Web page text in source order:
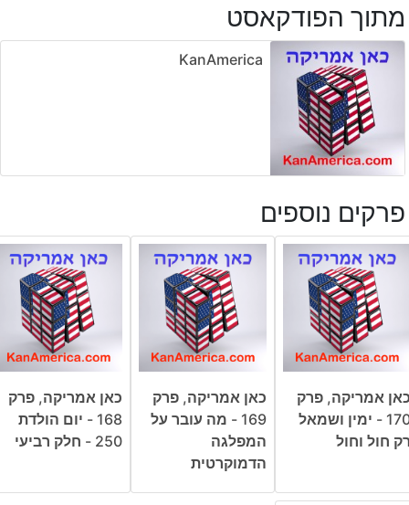
מתוך הפודקאסט
KanAmerica
פרקים נוספים
אמריקה, פרק
170 - ימין ושמאל
חול וחול
כאן אמריקה, פרק
169 - מה עובר על
המפלגה
הדמוקרטית
כאן אמריקה, פרק
168 - יום הולדת
250 - חלק רביעי